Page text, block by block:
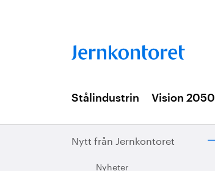
Stålindustrin Vision 2050
Nytt från Jernkontoret
Nyheter